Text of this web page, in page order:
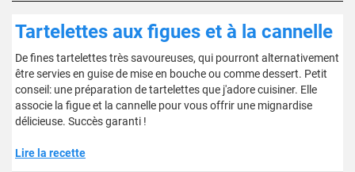
Tartelettes aux figues et à la cannelle
De fines tartelettes très savoureuses, qui pourront alternativement
être servies en guise de mise en bouche ou comme dessert. Petit
conseil: une préparation de tartelettes que j'adore cuisiner. Elle
associe la figue et la cannelle pour vous offrir une mignardise
délicieuse. Succès garanti !
Lire la recette